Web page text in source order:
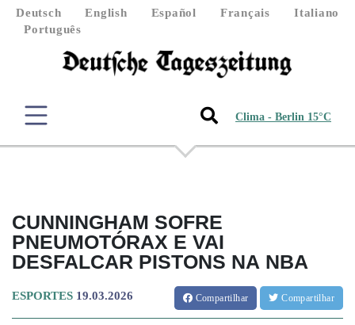
Deutsch English Español Français
Italiano
Português
Clima - Berlin 15°C
CUNNINGHAM SOFRE
PNEUMOTÓRAX E VAI
DESFALCAR PISTONS NA NBA
ESPORTES 19.03.2026 Compartilhar Compartilhar